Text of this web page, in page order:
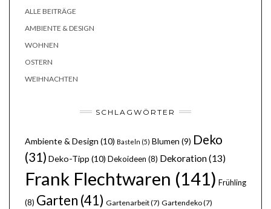
ALLE BEITRÄGE
AMBIENTE & DESIGN
WOHNEN
OSTERN
WEIHNACHTEN
SCHLAGWÖRTER
Ambiente & Design (10) Basteln (5) Blumen (9) Deko
(31) Deko-Tipp (10) Dekoideen (8) Dekoration(13)
Frank Flechtwaren (141) Frühling
(8) Garten (41) Gartenarbeit(7) Gartendeko(7)